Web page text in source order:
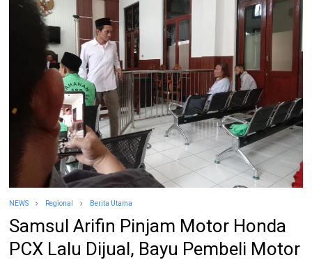
NEWS Regional Berita Utama
Samsul Arifin Pinjam Motor Honda
PCX Lalu Dijual, Bayu Pembeli Motor